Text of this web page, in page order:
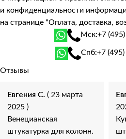
и конфиденциальности
на странице "Оплата, доставка,
Мск:+7
Спб:+7
Отзывы
Евгения С. ( 23 марта
2025 )
Венецианская
штукатурка для колонн.